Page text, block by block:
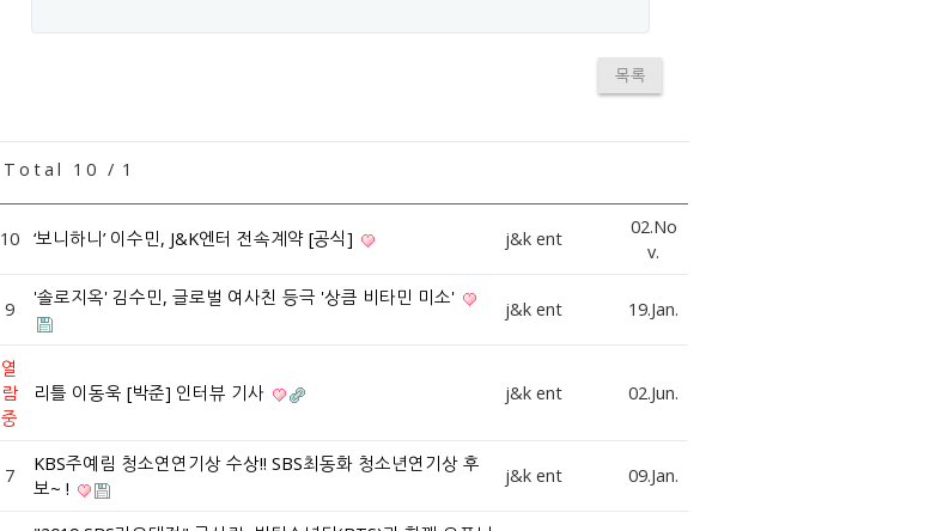
목록
Total 10 / 1
10 ‘보니하니’ 이수민, J&K엔터 전속계약 [공식] j&k ent
02.No
v.
9
'솔로지옥' 김수민, 글로벌 여사친 등극 '상큼 비타민 미소'
j&k ent 19.Jan.
열
람
중
리틀 이동욱 [박준] 인터뷰 기사 j&k ent 02.Jun.
7
KBS주예림 청소연연기상 수상!! SBS최동화 청소년연기상 후
보~ !
j&k ent 09.Jan.